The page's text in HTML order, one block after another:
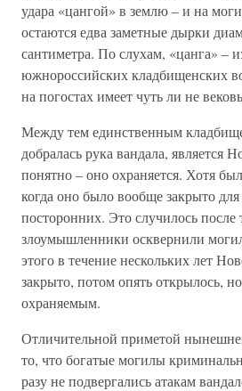
удара «цангой» в землю – и на
остаются едва заметные дырки
сантиметра. По слухам, «цанга» –
южнороссийских кладбищенских
на погостах имеет чуть ли не
Между тем единственным
добралась рука вандала, является
понятно – оно охраняется. Хотя
когда оно было вообще закрыто
посторонних. Это случилось после
злоумышленники осквернили
этого в течение нескольких лет
закрыто, потом опять открылось,
охраняемым.
Отличительной приметой
то, что богатые могилы
разу не подвергались атакам